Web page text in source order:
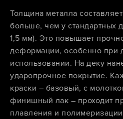
Толщина металла
больше, чем у стандартных
1,5 мм). Это повышает
деформации, особенно при
использовании. На деку
ударопрочное покрытие.
краски – базовый, с
финишный лак – проходит
плавления и